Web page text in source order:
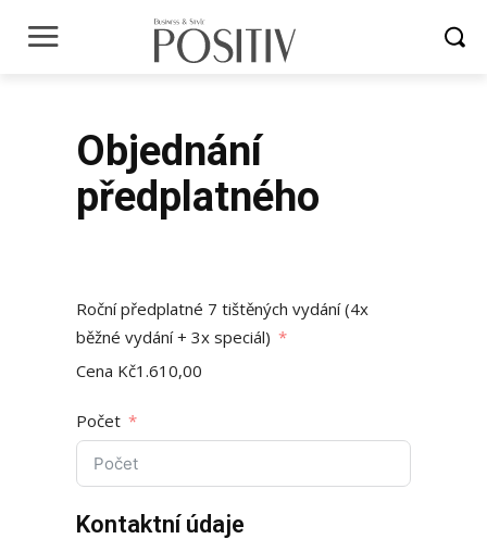
Objednání
předplatného
Roční předplatné 7 tištěných vydání (4x
běžné vydání + 3x speciál)
Cena Kč1.610,00
Počet
Kontaktní údaje